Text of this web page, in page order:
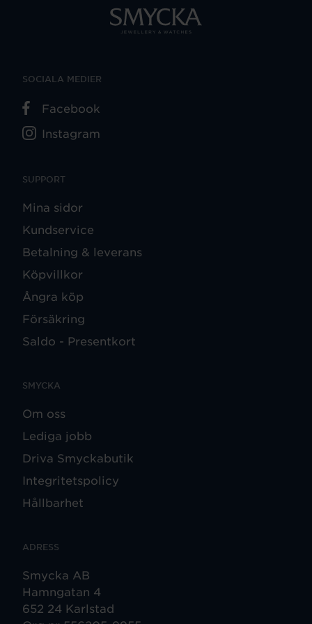
SUPPORT
Mina sidor
Kundservice
Betalning & leverans
Köpvillkor
Ångra köp
Försäkring
Saldo - Presentkort
SMYCKA
Om oss
Lediga jobb
Driva Smyckabutik
Integritetspolicy
Hållbarhet
ADRESS
Smycka AB
Hamngatan 4
652 24 Karlstad
SOCIALA MEDIER
Facebook
Instagram